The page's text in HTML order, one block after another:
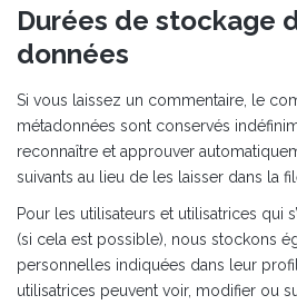
Durées de stockage
données
Si vous laissez un commentaire, le
métadonnées sont conservés
reconnaître et approuver
suivants au lieu de les laisser dans la
Pour les utilisateurs et utilisatrices qui
(si cela est possible), nous stockons
personnelles indiquées dans leur
utilisatrices peuvent voir, modifier ou